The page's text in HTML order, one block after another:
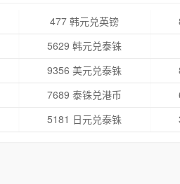
477 韩元兑英镑
5629 韩元兑泰铢
9356 美元兑泰铢
7689 泰铢兑港币
5181 日元兑泰铢